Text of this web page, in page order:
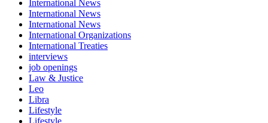
International News
International News
International News
International Organizations
International Treaties
interviews
job openings
Law & Justice
Leo
Libra
Lifestyle
Lifestyle